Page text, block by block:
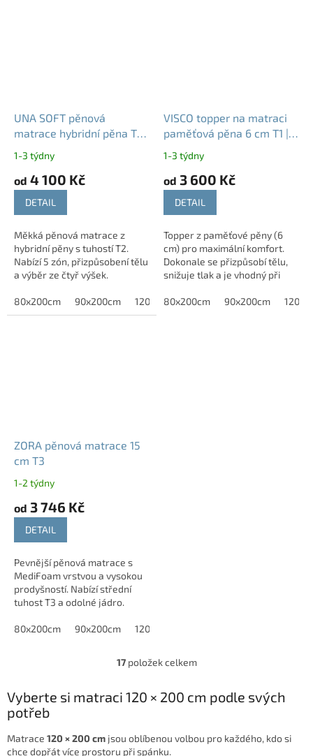
UNA SOFT pěnová
matrace hybridní pěna T2 |
1-3 týdny
od 4 100 Kč
DETAIL
Měkká pěnová matrace z
hybridní pěny s tuhostí T2.
Nabízí 5 zón, přizpůsobení tělu
a výběr ze čtyř výšek.
80x200cm 90x200cm 120x200cm 140x200 cm
VISCO topper na matraci
paměťová pěna 6 cm T1 |
1-3 týdny
od 3 600 Kč
DETAIL
Topper z paměťové pěny (6
cm) pro maximální komfort.
Dokonale se přizpůsobí tělu,
snižuje tlak a je vhodný při
80x200cm
90x200cm
ZORA pěnová matrace 15
cm T3
1-2 týdny
od 3 746 Kč
DETAIL
Pevnější pěnová matrace s
MediFoam vrstvou a vysokou
prodyšností. Nabízí střední
tuhost T3 a odolné jádro.
80x200cm 90x200cm 120x200cm
O
l
á
a
c
17položek celkem
Vyberte si matraci 120 × 200 cm podle svých
potřeb
Matrace 120 × 200 cm jsou oblíbenou volbou pro každého, kdo si
chce dopřát více prostoru při spánku.